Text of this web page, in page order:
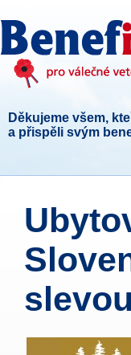
Děkujeme všem,
a přispěli svým